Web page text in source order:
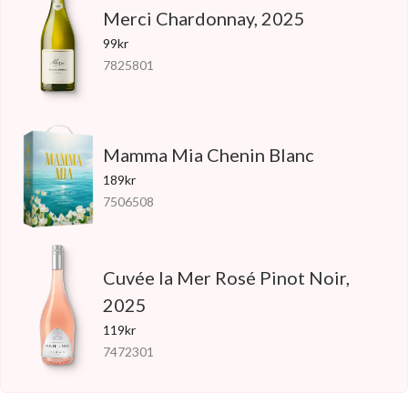
Merci Chardonnay, 2025
99kr
7825801
Mamma Mia Chenin Blanc
189kr
7506508
Cuvée la Mer Rosé Pinot Noir,
2025
119kr
7472301